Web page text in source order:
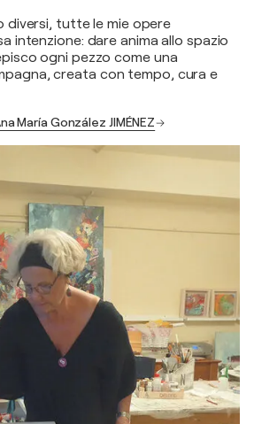
diversi, tutte le mie opere
intenzione: dare anima allo spazio
ogni pezzo come una
creata con tempo, cura e
María González JIMÉNEZ